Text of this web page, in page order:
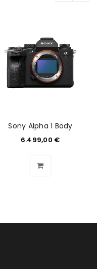
Sony Alpha 1 Body
6.499,00 €